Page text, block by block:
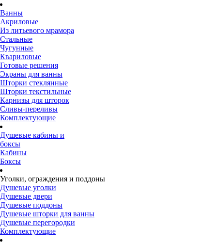
Ванны
Акриловые
Из литьевого мрамора
Стальные
Чугунные
Квариловые
Готовые решения
Экраны для ванны
Шторки стеклянные
Шторки текстильные
Карнизы для шторок
Сливы-переливы
Комплектующие
Душевые кабины и
боксы
Кабины
Боксы
Уголки, ограждения и поддоны
Душевые уголки
Душевые двери
Душевые поддоны
Душевые шторки для ванны
Душевые перегородки
Комплектующие